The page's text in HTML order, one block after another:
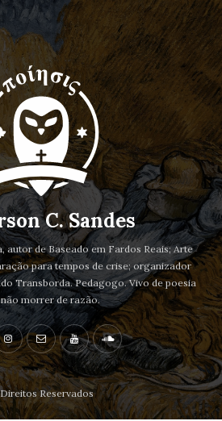
C. Sandes
autor de Baseado em Fardos Reais; Arte
para tempos de crise; organizador
Transborda. Pedagogo. Vivo de poesia
morrer de razão.
Reservados